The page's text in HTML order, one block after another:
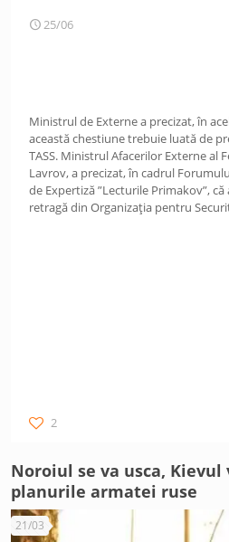
25/06
Ministrul de Externe a precizat, în
această chestiune trebuie luată de
TASS. Ministrul Afacerilor Externe al
Lavrov, a precizat, în cadrul
de Expertiză ”Lecturile Primakov”, că
retragă din Organizația pentru
2
Noroiul se va usca, Kievul
planurile armatei ruse
21/03